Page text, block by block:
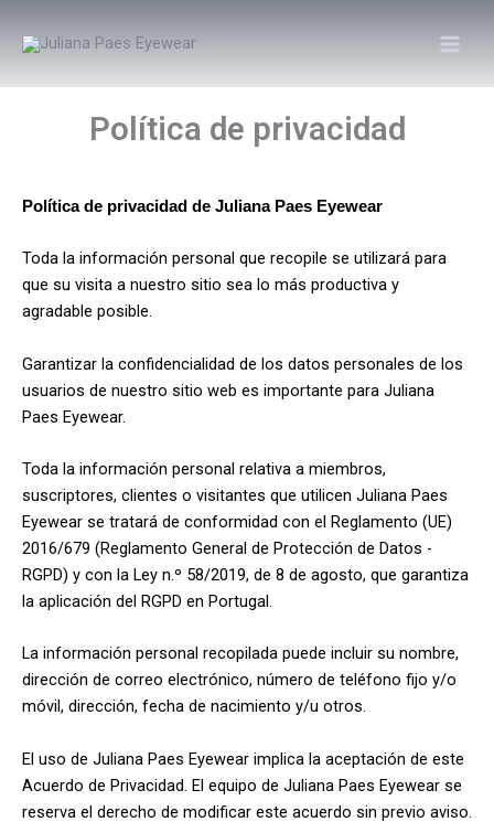
Política de privacidad
Política de privacidad de Juliana Paes Eyewear
Toda la información personal que recopile se utilizará para
que su visita a nuestro sitio sea lo más productiva y
agradable posible.
Garantizar la confidencialidad de los datos personales de los
usuarios de nuestro sitio web es importante para Juliana
Paes Eyewear.
Toda la información personal relativa a miembros,
suscriptores, clientes o visitantes que utilicen Juliana Paes
Eyewear se tratará de conformidad con el Reglamento (UE)
2016/679 (Reglamento General de Protección de Datos -
RGPD) y con la Ley n.º 58/2019, de 8 de agosto, que garantiza
la aplicación del RGPD en Portugal.
La información personal recopilada puede incluir su nombre,
dirección de correo electrónico, número de teléfono fijo y/o
móvil, dirección, fecha de nacimiento y/u otros.
El uso de Juliana Paes Eyewear implica la aceptación de este
Acuerdo de Privacidad. El equipo de Juliana Paes Eyewear se
reserva el derecho de modificar este acuerdo sin previo aviso.